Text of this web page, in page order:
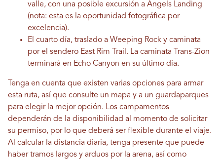
valle, con una posible excursión a Angels Landing
(nota: esta es la oportunidad fotográfica por
excelencia).
El cuarto día, traslado a Weeping Rock y caminata
por el sendero East Rim Trail. La caminata Trans-Zion
terminará en Echo Canyon en su último día.
Tenga en cuenta que existen varias opciones para armar
esta ruta, así que consulte un mapa y a un guardaparques
para elegir la mejor opción. Los campamentos
dependerán de la disponibilidad al momento de solicitar
su permiso, por lo que deberá ser flexible durante el viaje.
Al calcular la distancia diaria, tenga presente que puede
haber tramos largos y arduos por la arena, así como